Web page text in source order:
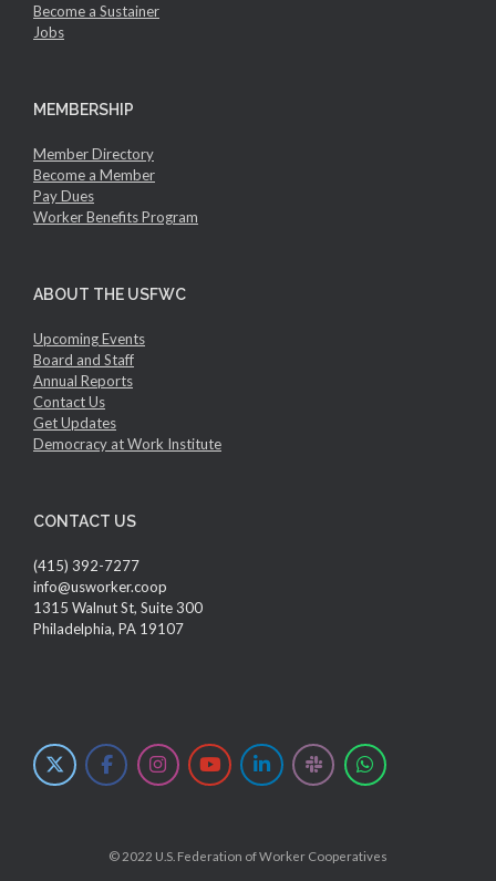
Become a Sustainer
Jobs
MEMBERSHIP
Member Directory
Become a Member
Pay Dues
Worker Benefits Program
ABOUT THE USFWC
Upcoming Events
Board and Staff
Annual Reports
Contact Us
Get Updates
Democracy at Work Institute
CONTACT US
(415) 392-7277
info@usworker.coop
1315 Walnut St, Suite 300
Philadelphia, PA 19107
© 2022 U.S. Federation of Worker Cooperatives